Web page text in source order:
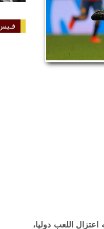
اعتزال اللعب دوليا،